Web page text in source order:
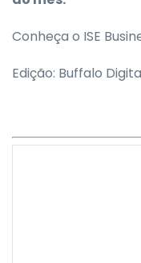
Conheça o ISE
Edição: Buffalo